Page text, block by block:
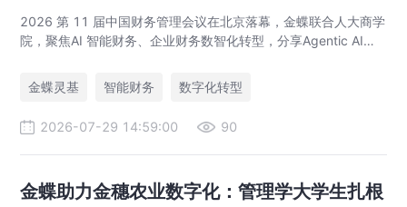
2026 第 11 届中国财务管理会议在北京落幕，金蝶联合人大商学
院，聚焦AI 智能财务、企业财务数智化转型，分享Agentic AI落
全新模式。
金蝶灵基 智能财务 数字化转型
2026-07-29 14:59:00 90
金蝶助力金穗农业数字化：管理学大学生扎根